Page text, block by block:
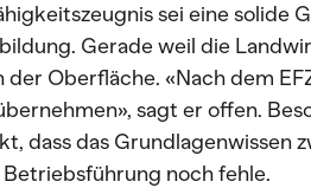
sei eine solide
Gerade weil die
der Oberfläche. «Nach dem
sagt er offen.
dass das Grundlagenwissen
noch fehle.